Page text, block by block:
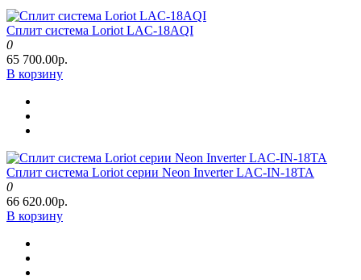
Сплит система Loriot LAC-18AQI
0
65 700.00р.
В корзину
Сплит система Loriot серии Neon Inverter LAC-IN-18TA
0
66 620.00р.
В корзину